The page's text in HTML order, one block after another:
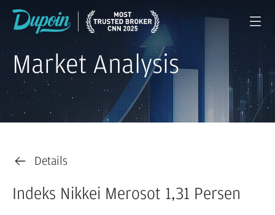
Market Analysis
Details
Indeks Nikkei Merosot 1,31 Persen